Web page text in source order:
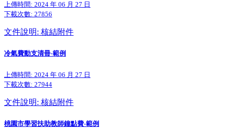
上傳時間: 2024 年 06 月 27 日
下載次數: 27856
文件說明: 核結附件
冷氣費動支清冊-範例
上傳時間: 2024 年 06 月 27 日
下載次數: 27944
文件說明: 核結附件
桃園市學習扶助教師鐘點費-範例